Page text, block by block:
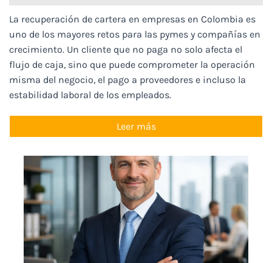
La recuperación de cartera en empresas en Colombia es
uno de los mayores retos para las pymes y compañías en
crecimiento. Un cliente que no paga no solo afecta el
flujo de caja, sino que puede comprometer la operación
misma del negocio, el pago a proveedores e incluso la
estabilidad laboral de los empleados.
Leer más